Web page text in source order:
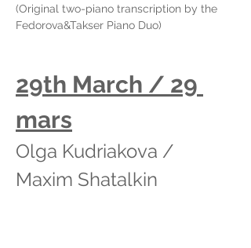
(Original two-piano transcription by the
Fedorova&Takser Piano Duo)
29th March / 29
mars
Olga Kudriakova /
Maxim Shatalkin